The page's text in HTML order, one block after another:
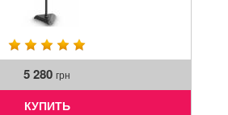
5 280 грн
КУПИТЬ